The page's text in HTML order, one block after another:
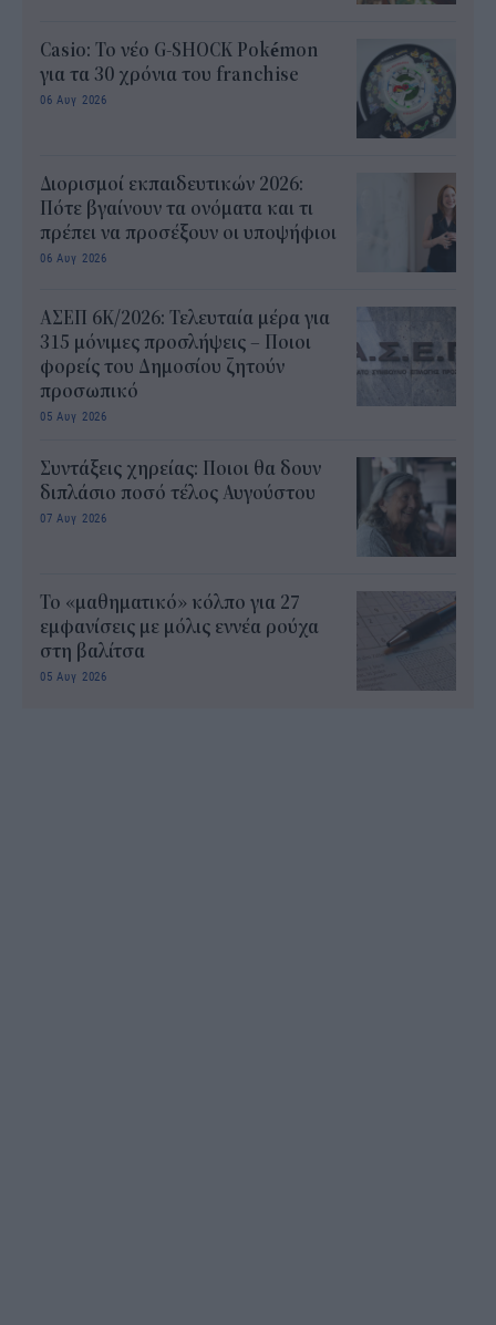
Casio: Το νέο G-SHOCK Pokémon
για τα 30 χρόνια του franchise
06 Αυγ 2026
Διορισμοί εκπαιδευτικών 2026:
Πότε βγαίνουν τα ονόματα και τι
πρέπει να προσέξουν οι υποψήφιοι
06 Αυγ 2026
ΑΣΕΠ 6Κ/2026: Τελευταία μέρα για
315 μόνιμες προσλήψεις – Ποιοι
φορείς του Δημοσίου ζητούν
προσωπικό
05 Αυγ 2026
Συντάξεις χηρείας: Ποιοι θα δουν
διπλάσιο ποσό τέλος Αυγούστου
07 Αυγ 2026
Το «μαθηματικό» κόλπο για 27
εμφανίσεις με μόλις εννέα ρούχα
στη βαλίτσα
05 Αυγ 2026